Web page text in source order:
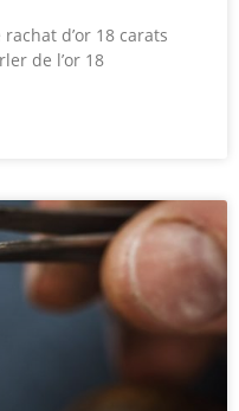
d’or 18 carats
de l’or 18